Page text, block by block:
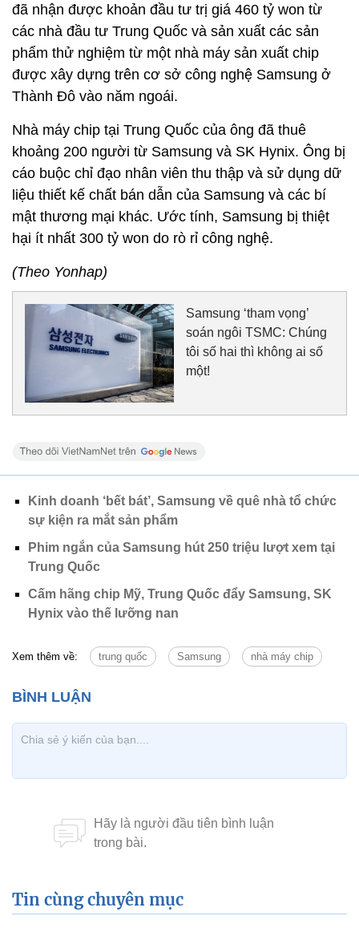
đã nhận được khoản đầu tư trị giá 460 tỷ won từ
các nhà đầu tư Trung Quốc và sản xuất các sản
phẩm thử nghiệm từ một nhà máy sản xuất chip
được xây dựng trên cơ sở công nghệ Samsung ở
Thành Đô vào năm ngoái.
Nhà máy chip tại Trung Quốc của ông đã thuê
khoảng 200 người từ Samsung và SK Hynix. Ông bị
cáo buộc chỉ đạo nhân viên thu thập và sử dụng dữ
liệu thiết kế chất bán dẫn của Samsung và các bí
mật thương mại khác. Ước tính, Samsung bị thiệt
hại ít nhất 300 tỷ won do rò rỉ công nghệ.
(Theo Yonhap)
Samsung ‘tham vọng’
soán ngôi TSMC: Chúng
tôi số hai thì không ai số
một!
Kinh doanh ‘bết bát’, Samsung về quê nhà tổ chức
sự kiện ra mắt sản phẩm
Phim ngắn của Samsung hút 250 triệu lượt xem tại
Trung Quốc
Cấm hãng chip Mỹ, Trung Quốc đẩy Samsung, SK
Hynix vào thế lưỡng nan
Xem thêm về: trung quốc Samsung nhà máy chip
Tin cùng chuyên mục